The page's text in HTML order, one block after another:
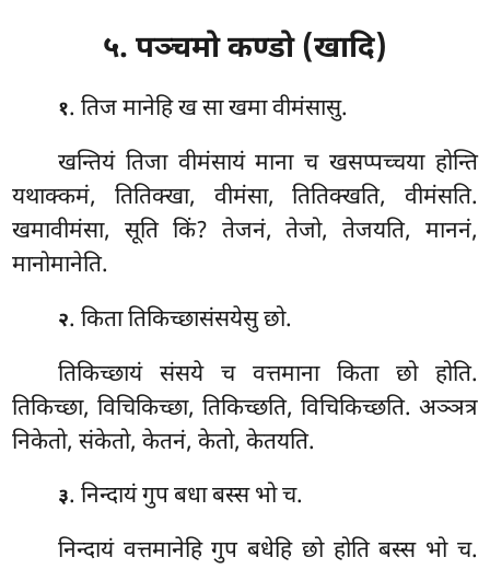
५. पञ्चमो कण्डो (खादि)
१. तिज मानेहि ख सा खमा वीमंसासु.
खन्तियं तिजा वीमंसायं माना च खसप्पच्चया होन्ति
यथाक्कमं, तितिक्खा, वीमंसा, तितिक्खति, वीमंसति.
खमावीमंसा, सूति किं? तेजनं, तेजो, तेजयति, माननं,
मानोमानेति.
२. किता तिकिच्छासंसयेसु छो.
तिकिच्छायं संसये च वत्तमाना किता छो होति.
तिकिच्छा, विचिकिच्छा, तिकिच्छति, विचिकिच्छति. अञ्ञत्र
निकेतो, संकेतो, केतनं, केतो, केतयति.
३. निन्दायं गुप बधा बस्स भो च.
निन्दायं वत्तमानेहि गुप बधेहि छो होति बस्स भो च.